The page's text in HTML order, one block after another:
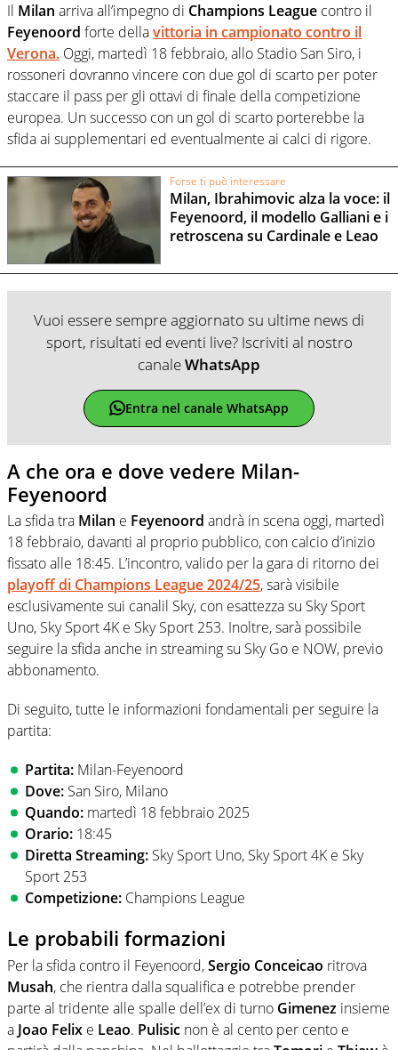
Il Milan arriva all’impegno di Champions League contro il
Feyenoord forte dellavittoria in campionato contro il
Verona. Oggi, martedì 18 febbraio, allo Stadio San Siro, i
rossoneri dovranno vincere con due gol di scarto per poter
staccare il pass per gli ottavi di finale della competizione
europea. Un successo con un gol di scarto porterebbe la
sfida ai supplementari ed eventualmente ai calci di rigore.
Forse ti può interessare
Milan, Ibrahimovic alza la voce: il
Feyenoord, il modello Galliani e i
retroscena su Cardinale e Leao
Vuoi essere sempre aggiornato su ultime news di
sport, risultati ed eventi live? Iscriviti al nostro
canaleWhatsApp
Entra nel canale WhatsApp
A che ora e dove vedere Milan-
Feyenoord
La sfida tra Milan e Feyenoord andrà in scena oggi, martedì
18 febbraio, davanti al proprio pubblico, con calcio d’inizio
fissato alle 18:45. L’incontro, valido per la gara di ritorno dei
playoff di Champions League 2024/25, sarà visibile
esclusivamente sui canalil Sky, con esattezza su Sky Sport
Uno, Sky Sport 4K e Sky Sport 253. Inoltre, sarà possibile
seguire la sfida anche in streaming su Sky Go e NOW, previo
abbonamento.
Di seguito, tutte le informazioni fondamentali per seguire la
partita:
Partita: Milan-Feyenoord
Dove: San Siro, Milano
Quando: martedì 18 febbraio 2025
Orario: 18:45
Diretta Streaming: Sky Sport Uno, Sky Sport 4K e Sky
Sport 253
Competizione: Champions League
Le probabili formazioni
Per la sfida contro il Feyenoord,Sergio Conceicao ritrova
Musah, che rientra dalla squalifica e potrebbe prender
parte al tridente alle spalle dell’ex di turno Gimenez insieme
a Joao Felix e Leao. Pulisic non è al cento per cento e